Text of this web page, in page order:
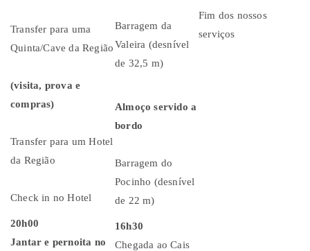
Transfer para uma
Quinta/Cave da Região
(visita, prova e
compras)
Transfer para um Hotel
da Região
Check in no Hotel
20h00
Jantar e pernoita no
Barragem da
Valeira (desnível
de 32,5 m)
Almoço servido a
bordo
Barragem do
Pocinho (desnível
de 22 m)
16h30
Chegada ao Cais
Fim dos nossos
serviços